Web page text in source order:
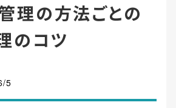
理の方法ごとの
のコツ
5